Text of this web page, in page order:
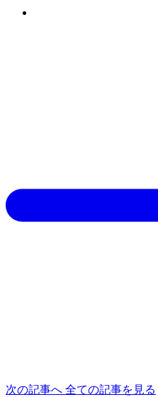
次の記事へ 全ての記事を見る